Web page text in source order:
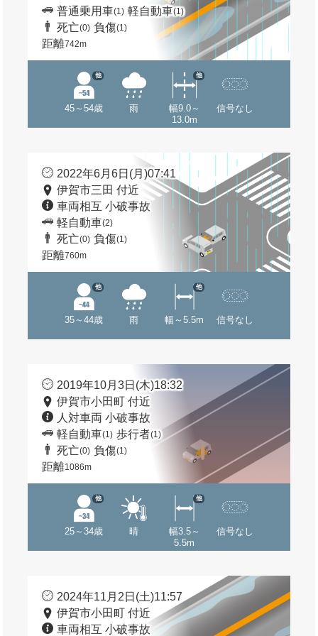
普通乗用車(1) 軽自動車(1)
死亡(0) 負傷(1)
距離742m
45～54歳
他
雨
幅9.0～
13.0m
他
信号なし
2022年6月6日(月)07:41
伊賀市三田 付近
車両相互 小破事故
軽自動車(2)
死亡(0) 負傷(1)
距離760m
35～44歳
他
雨 幅～5.5m
他
信号なし
2019年10月3日(木)18:32
伊賀市小田町 付近
人対車両 小破事故
軽自動車(1) 歩行者(1)
死亡(0) 負傷(1)
距離1086m
25～34歳
他
晴
幅3.5～
5.5m
他
信号なし
2024年11月2日(土)11:57
伊賀市小田町 付近
車両相互 小破事故